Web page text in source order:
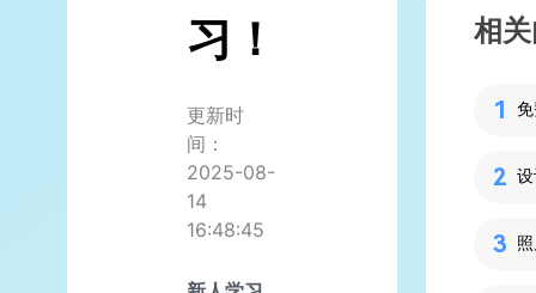
习！
更新时
间：
2025-08-
14
16:48:45
相